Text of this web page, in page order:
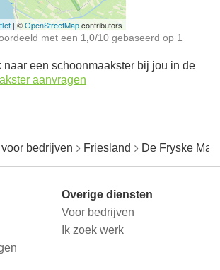
| ©OpenStreetMapcontributors
met een 1,0/10 gebaseerd op 1
naar een schoonmaakster bij jou in de
aanvragen
bedrijven Friesland De Fryske
Overige diensten
Voor bedrijven
Ik zoek werk